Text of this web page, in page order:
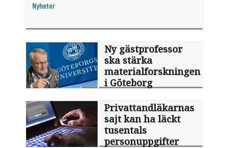
Nyheter
Ny gästprofessor
ska stärka
materialforskningen
i Göteborg
Privattandläkarnas
sajt kan ha läckt
tusentals
personuppgifter